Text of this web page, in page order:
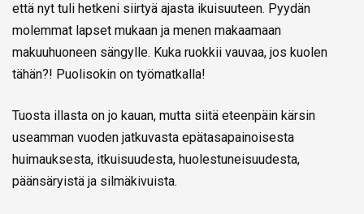
että nyt tuli hetkeni siirtyä ajasta ikuisuuteen. Pyydän
molemmat lapset mukaan ja menen makaamaan
makuuhuoneen sängylle. Kuka ruokkii vauvaa, jos kuolen
tähän?! Puolisokin on työmatkalla!
Tuosta illasta on jo kauan, mutta siitä eteenpäin kärsin
useamman vuoden jatkuvasta epätasapainoisesta
huimauksesta, itkuisuudesta, huolestuneisuudesta,
päänsäryistä ja silmäkivuista.